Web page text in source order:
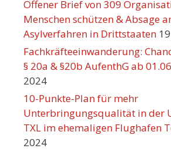
Offener Brief von 309
Menschen schützen & Absage
Asylverfahren in Drittstaaten
Fachkräfteeinwanderung:
§ 20a & §20b AufenthG ab
2024
10-Punkte-Plan für mehr
Unterbringungsqualität in der
TXL im ehemaligen Flughafen
2024